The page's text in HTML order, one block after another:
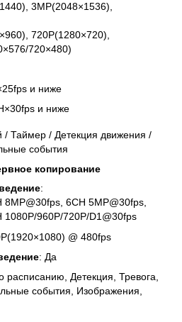
3MP(2048×1536),
720P(1280×720),
720×480)
и ниже
и ниже
/ Таймер / Детекция движения /
события
копирование
:
6CH 5MP@30fps,
1080P/960P/720P/D1@30fps
@ 480fps
: Да
расписанию, Детекция, Тревога,
события, Изображения,